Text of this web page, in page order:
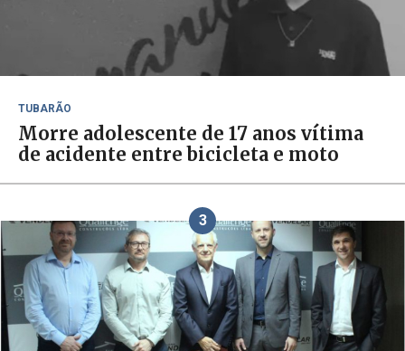
TUBARÃO
Morre adolescente de 17 anos vítima
de acidente entre bicicleta e moto
3